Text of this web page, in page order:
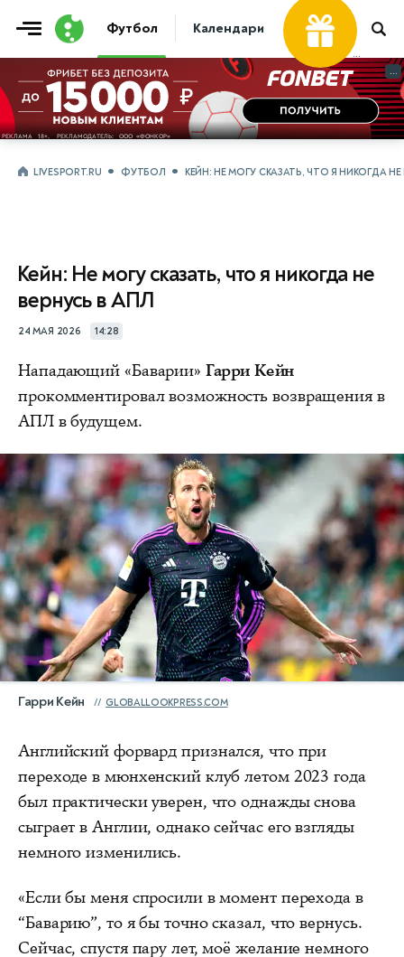
Футбол Календари Таблицы Матчи
...
...
LIVESPORT.RU ФУТБОЛ КЕЙН: НЕ МОГУ СКАЗАТЬ, ЧТО Я НИКОГДА НЕ
Кейн: Не могу сказать, что я никогда не
вернусь в АПЛ
24 МАЯ 2026 14:28
Нападающий «Баварии» Гарри Кейн
прокомментировал возможность возвращения в
АПЛ в будущем.
Гарри Кейн GLOBALLOOKPRESS.COM
Английский форвард признался, что при
переходе в мюнхенский клуб летом 2023 года
был практически уверен, что однажды снова
сыграет в Англии, однако сейчас его взгляды
немного изменились.
«Если бы меня спросили в момент перехода в
“Баварию”, то я бы точно сказал, что вернусь.
Сейчас, спустя пару лет, моё желание немного